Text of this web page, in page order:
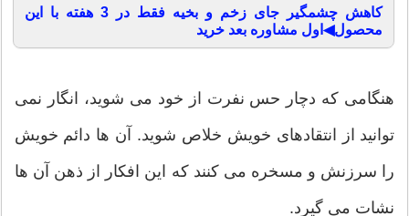
کاهش چشمگیر جای زخم و بخیه فقط در 3 هفته با این
محصول◀اول مشاوره بعد خرید
هنگامی که دچار حس نفرت از خود می شوید، انگار نمی
توانید از انتقادهای خویش خلاص شوید. آن ها دائم خویش
را سرزنش و مسخره می کنند که این افکار از ذهن آن ها
نشات می گیرد.